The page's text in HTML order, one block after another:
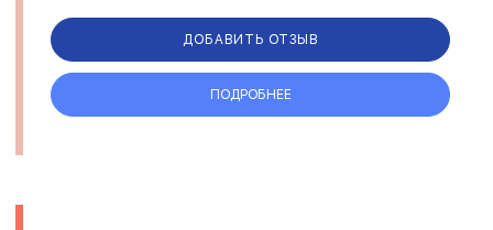
получения румы...
ДОБАВИТЬ ОТЗЫВ
ПОДРОБНЕЕ